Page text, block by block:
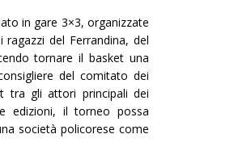
in gare 3×3, organizzate
del Ferrandina, del
tornare il basket una
del comitato dei
tra gli attori principali dei
edizioni, il torneo possa
società policorese come